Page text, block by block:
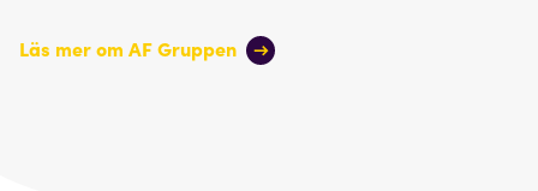
Läs mer om AF Gruppen